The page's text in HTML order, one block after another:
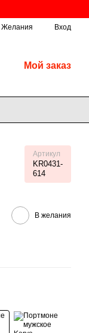
Желания Вход
Мой заказ
Артикул
KR0431-
614
В желания